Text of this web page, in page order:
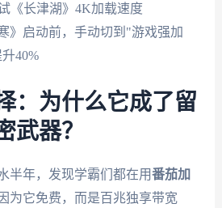
《长津湖》4K加载速度
》启动前，手动切到"游戏强加
40%
：为什么它成了留
武器？
半年，发现学霸们都在用番茄加
它免费，而是百兆独享带宽